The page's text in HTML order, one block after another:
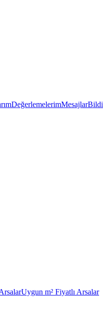
DeğerlemelerimMesajlar
Uygun m² Fiyatlı Arsalar